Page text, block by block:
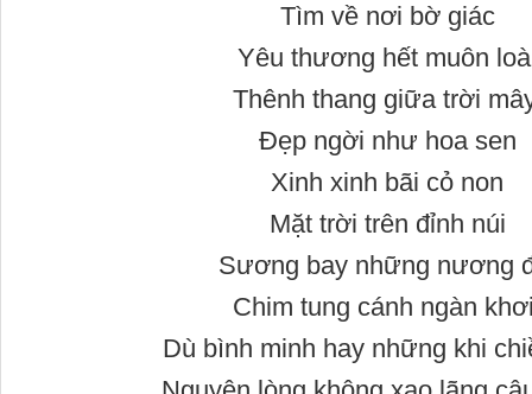
Tìm về nơi bờ giác
Yêu thương hết muôn
Thênh thang giữa trời
Đẹp ngời như hoa sen
Xinh xinh bãi cỏ non
Mặt trời trên đỉnh núi
Sương bay những nương
Chim tung cánh ngàn
Dù bình minh hay những khi